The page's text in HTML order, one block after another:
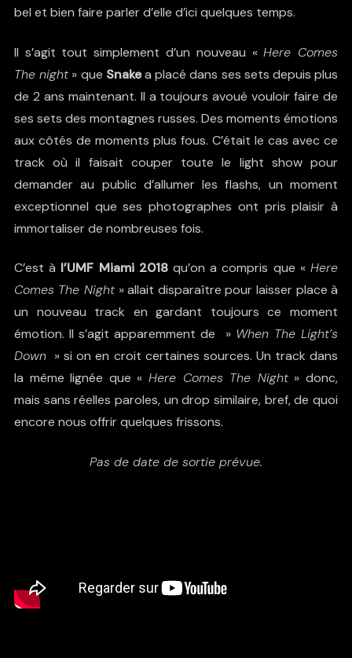
bel et bien faire parler d’elle d’ici quelques temps.
Il s’agit tout simplement d’un nouveau «Here Comes
The night » que Snakea placé dans ses sets depuis plus
de 2 ans maintenant. Il a toujours avoué vouloir faire de
ses sets des montagnes russes. Des moments émotions
aux côtés de moments plus fous. C’était le cas avec ce
track où il faisait couper toute le light show pour
demander au public d’allumer les flashs, un moment
exceptionnel que ses photographes ont pris plaisir à
immortaliser de nombreuses fois.
C’est à l’UMF Miami 2018qu’on a compris que «Here
Comes The Night » allait disparaître pour laisser place à
un nouveau track en gardant toujours ce moment
émotion. Il s’agit apparemment de » When The Light’s
Down» si on en croit certaines sources. Un track dans
la même lignée que « Here Comes The Night» donc,
mais sans réelles paroles, un drop similaire, bref, de quoi
encore nous offrir quelques frissons.
Pas de date de sortie prévue.